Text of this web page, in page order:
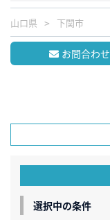
山口県 下関市
お問合わせ
選択中の条件